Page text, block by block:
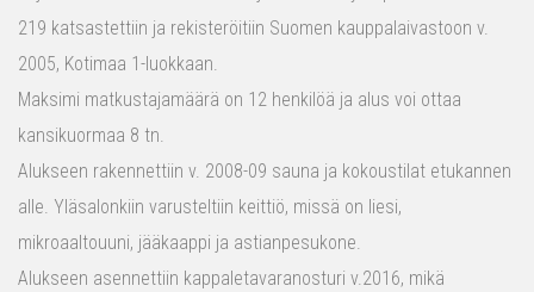
219 katsastettiin ja rekisteröitiin Suomen kauppalaivastoon v.
2005, Kotimaa 1-luokkaan.
Maksimi matkustajamäärä on 12 henkilöä ja alus voi ottaa
kansikuormaa 8 tn.
Alukseen rakennettiin v. 2008-09 sauna ja kokoustilat etukannen
alle. Yläsalonkiin varusteltiin keittiö, missä on liesi,
mikroaaltouuni, jääkaappi ja astianpesukone.
Alukseen asennettiin kappaletavaranosturi v.2016, mikä